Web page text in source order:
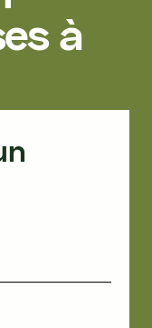
à